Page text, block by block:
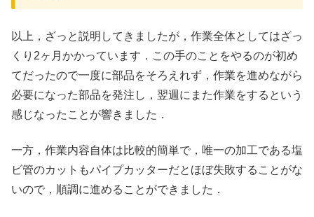
以上，ざっと説明してきましたが，作業全体としてはざっ
くり2ヶ月かかっています．この手のことをやるのが初め
てだったので一度に部品をそろえれず，作業を進めながら
必要になった部品を発注し，翌週にまた作業をするという
感じなったことが響きました．
一方，作業内容自体は比較的簡単で，唯一の加工である塩
ビ管のカットもパイプカッターだとほぼ失敗することがな
いので，順調に進めることができました．